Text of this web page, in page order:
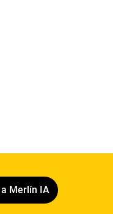
Merlín IA